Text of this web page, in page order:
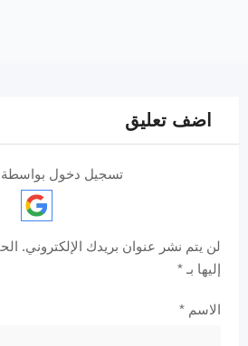
اضف تعليق
تسجيل دخول
لن يتم نشر عنوان بريدك الإلكتروني.
إليها بـ *
الاسم *